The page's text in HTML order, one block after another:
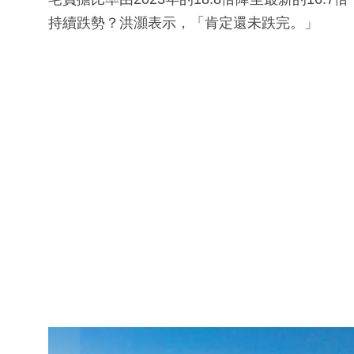
持續跌勢？洪灝表示，「肯定還未跌完。」